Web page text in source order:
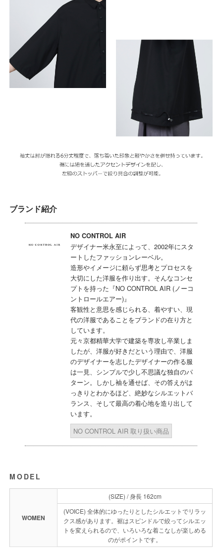
ブランド紹介
NO CONTROL AIR
デザイナー米永至によって、2002年にスタ
ートしたファッションレーベル。
造形やイメージに頼らず思考とプロセスを
大切にした洋服を作り出す。そんなコンセ
プトを持った『NO CONTROL AIR (ノーコ
ントロールエアー)』
客観性と意思を感じられる、着やすい、現
代の洋服であることをブランドの在り方と
しています。
元々京都精華大学で建築を専攻し卒業しま
したが、洋服が好きだという理由で、洋服
のデザイナーを志したデザイナーの作る服
は一見、シンプルで少し不思議な独自のパ
ターン。しかし袖を通せば、その答えがは
っきりとわかるほど、絶妙なシルエットバ
ランス、そして最高の着心地を造り出して
います。
NO CONTROL AIR 取り扱い商品
MODEL
WOMEN
(SIZE) / 身長 162cm
(VOICE) 全体的にゆったりとしたシルエットでリラッ
クス感があります。裾はスピンドルで絞ってシルエッ
トを変えられるので、いろいろな着こなしが楽しめる
のがポイントです。